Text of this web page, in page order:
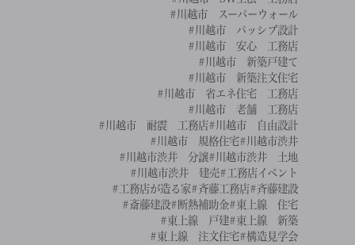
#川越市 スーパーウォール
#川越市 パッシブ設計
#川越市 安心 工務店
#川越市 新築戸建て
#川越市 新築注文住宅
#川越市 省エネ住宅 工務店
#川越市 老舗 工務店
#川越市 耐震 工務店#川越市 自由設計
#川越市 規格住宅#川越市渋井
#川越市渋井 分譲#川越市渋井 土地
#川越市渋井 建売#工務店イベント
#工務店が造る家#斉藤工務店#斉藤建設
#斎藤建設#断熱補助金#東上線 住宅
#東上線 戸建#東上線 新築
#東上線 注文住宅#構造見学会